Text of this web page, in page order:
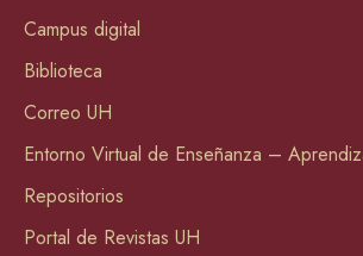
Campus digital
Biblioteca
Correo UH
Entorno Virtual de Enseñanza –
Repositorios
Portal de Revistas UH